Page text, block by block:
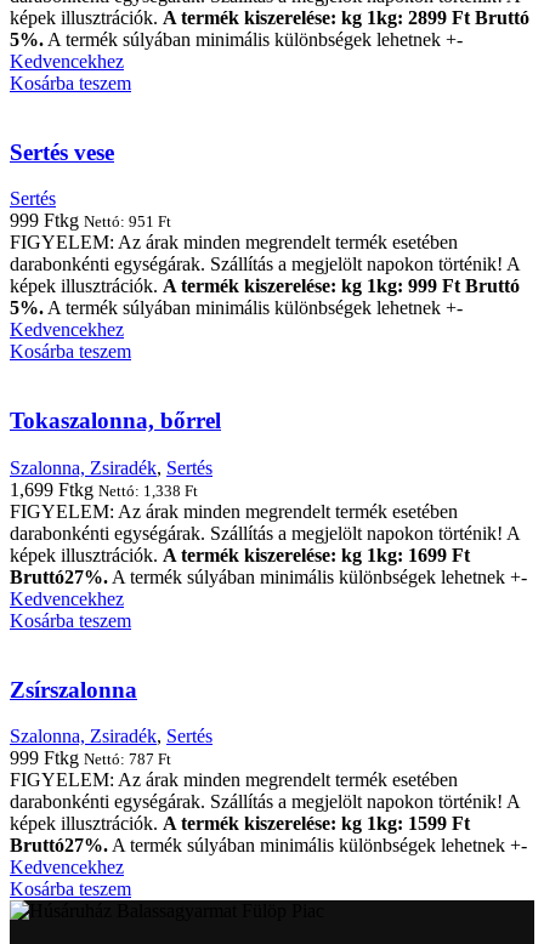
képek illusztrációk. A termék kiszerelése: kg 1kg: 2899 Ft Bruttó
5%. A termék súlyában minimális különbségek lehetnek +-
Kedvencekhez
Kosárba teszem
Sertés vese
Sertés
999 Ftkg Nettó: 951 Ft
FIGYELEM: Az árak minden megrendelt termék esetében
darabonkénti egységárak. Szállítás a megjelölt napokon történik! A
képek illusztrációk. A termék kiszerelése: kg 1kg: 999 Ft Bruttó
5%. A termék súlyában minimális különbségek lehetnek +-
Kedvencekhez
Kosárba teszem
Tokaszalonna, bőrrel
Szalonna, Zsiradék, Sertés
1,699 Ftkg Nettó: 1,338 Ft
FIGYELEM: Az árak minden megrendelt termék esetében
darabonkénti egységárak. Szállítás a megjelölt napokon történik! A
képek illusztrációk. A termék kiszerelése: kg 1kg: 1699 Ft
Bruttó27%. A termék súlyában minimális különbségek lehetnek +-
Kedvencekhez
Kosárba teszem
Zsírszalonna
Szalonna, Zsiradék, Sertés
999 Ftkg Nettó: 787 Ft
FIGYELEM: Az árak minden megrendelt termék esetében
darabonkénti egységárak. Szállítás a megjelölt napokon történik! A
képek illusztrációk. A termék kiszerelése: kg 1kg: 1599 Ft
Bruttó27%. A termék súlyában minimális különbségek lehetnek +-
Kedvencekhez
Kosárba teszem